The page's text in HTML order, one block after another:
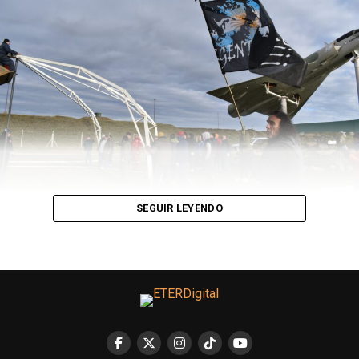
Dispositivo de testeos de sustancias realizados en el año
2000. Fuente: ARDA.
circulan en Argentina se denominanTest de Marquis.
Éstos funcionan con reactivos colorimétricos, es decir,
contacto con otros y, a partir de una pequeña muestra,
permiten identificar si las pastillas y/o cristales tienen
SEGUIR LEYENDO